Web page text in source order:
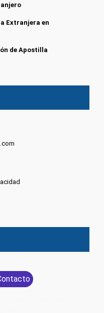
Extranjera en
de Apostilla